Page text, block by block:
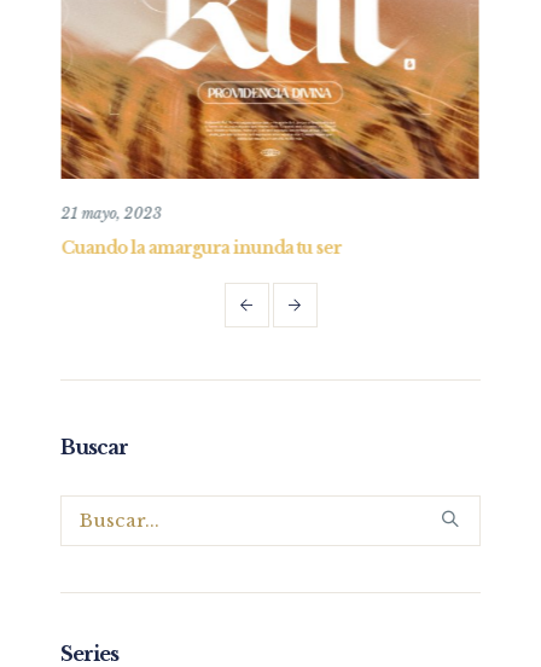
tu ser Confianza en la oscuridad y
Buscar
Series